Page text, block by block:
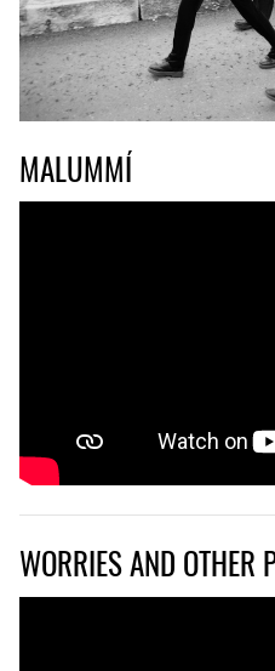
MALUMMÍ
WORRIES AND OTHER